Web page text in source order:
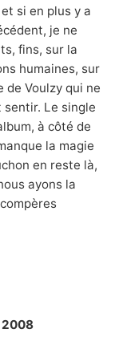
si en plus y a
je ne
fins, sur la
humaines, sur
de Voulzy qui ne
Le single
à côté de
la magie
en reste là,
ayons la
2008